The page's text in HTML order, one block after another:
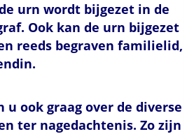
urn wordt bijgezet in de
Ook kan de urn bijgezet
reeds begraven familielid,
u ook graag over de diverse
ter nagedachtenis. Zo zijn